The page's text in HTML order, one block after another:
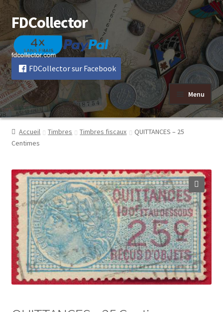
Aller
navigation
Aller
au
contenu
FDCollector
FDCollector sur Facebook
Menu
Accueil Timbres Timbres fiscaux
QUITTANCES – 25
Centimes